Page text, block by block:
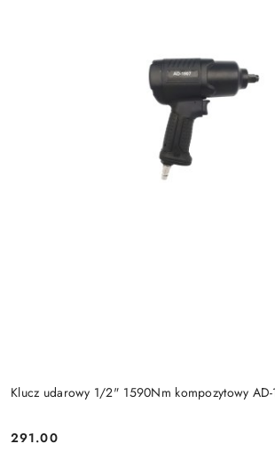
Klucz udarowy 1/2" 1590Nm kompozytowy AD-
Cena:
291.00